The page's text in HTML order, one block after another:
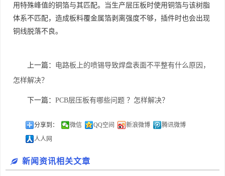
用特殊峰值的铜箔与其匹配。当生产层压板时使用铜箔与该树脂
体系不匹配，造成板料覆金属箔剥离强度不够，插件时也会出现
铜线脱落不良。
上一篇：
电路板上的喷锡导致焊盘表面不平整有什么原因，
怎样解决？
下一篇： PCB层压板有哪些问题 ？怎样解决？
分享到： 微信 QQ空间 新浪微博
腾讯微博
人人网
新闻资讯相关文章